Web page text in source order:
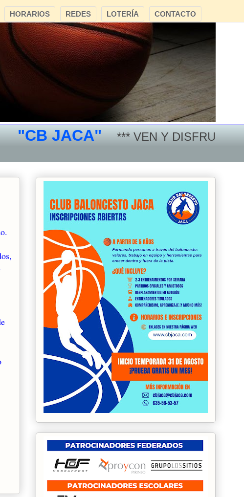
CONTACTO
LOTERÍA
REDES
HORARIOS
JACA" *** VEN Y DISFRUTA DEL